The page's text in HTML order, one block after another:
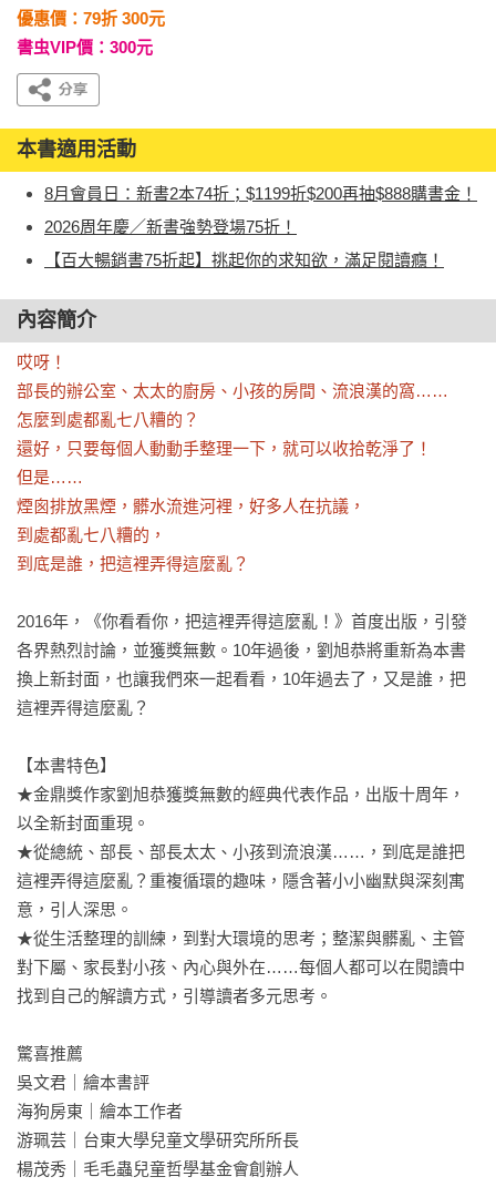
優惠價：79折 300元
書虫VIP價：300元
本書適用活動
8月會員日：新書2本74折；$1199折$200再抽$888購書金！
2026周年慶／新書強勢登場75折！
【百大暢銷書75折起】挑起你的求知欲，滿足閱讀癮！
內容簡介
哎呀！
部長的辦公室、太太的廚房、小孩的房間、流浪漢的窩……
怎麼到處都亂七八糟的？
還好，只要每個人動動手整理一下，就可以收拾乾淨了！
但是……
煙囪排放黑煙，髒水流進河裡，好多人在抗議，
到處都亂七八糟的，
到底是誰，把這裡弄得這麼亂？
2016年，《你看看你，把這裡弄得這麼亂！》首度出版，引發
各界熱烈討論，並獲獎無數。10年過後，劉旭恭將重新為本書
換上新封面，也讓我們來一起看看，10年過去了，又是誰，把
這裡弄得這麼亂？
【本書特色】
★金鼎獎作家劉旭恭獲獎無數的經典代表作品，出版十周年，
以全新封面重現。
★從總統、部長、部長太太、小孩到流浪漢……，到底是誰把
這裡弄得這麼亂？重複循環的趣味，隱含著小小幽默與深刻寓
意，引人深思。
★從生活整理的訓練，到對大環境的思考；整潔與髒亂、主管
對下屬、家長對小孩、內心與外在……每個人都可以在閱讀中
找到自己的解讀方式，引導讀者多元思考。
驚喜推薦
吳文君｜繪本書評
海狗房東｜繪本工作者
游珮芸｜台東大學兒童文學研究所所長
楊茂秀｜毛毛蟲兒童哲學基金會創辦人